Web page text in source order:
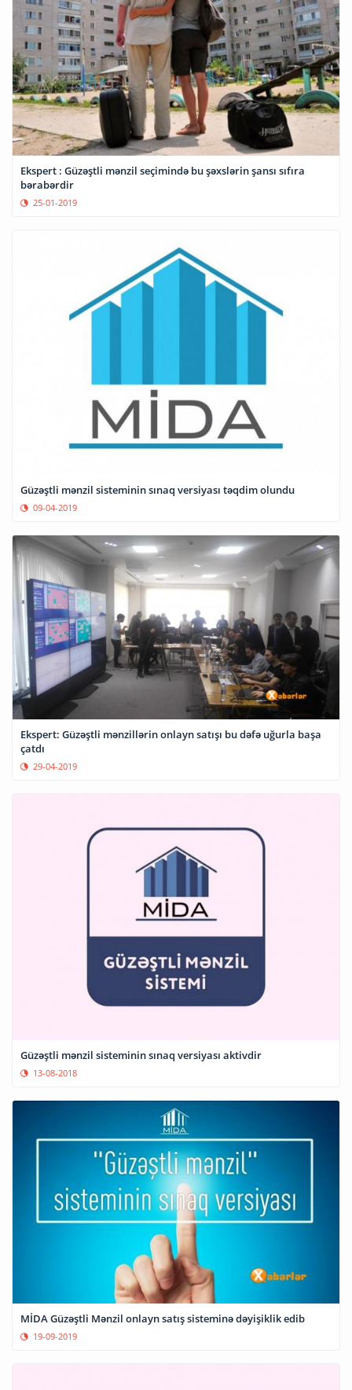
Ekspert : Güzəştli mənzil seçimində bu şəxslərin şansı sıfıra
bərabərdir
25-01-2019
Güzəştli mənzil sisteminin sınaq versiyası təqdim olundu
09-04-2019
Ekspert: Güzəştli mənzillərin onlayn satışı bu dəfə uğurla başa
çatdı
29-04-2019
Güzəştli mənzil sisteminin sınaq versiyası aktivdir
13-08-2018
MİDA Güzəştli Mənzil onlayn satış sisteminə dəyişiklik edib
19-09-2019